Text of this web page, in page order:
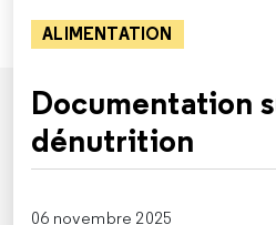
ALIMENTATION
Documentation
dénutrition
06 novembre 2025